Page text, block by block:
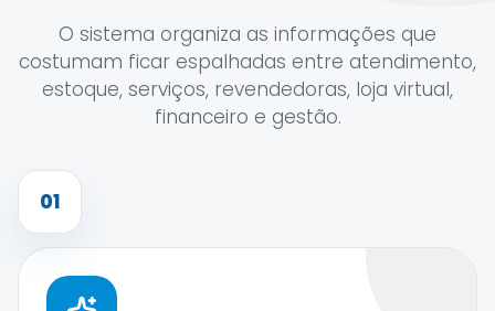
O sistema organiza as informações que
costumam ficar espalhadas entre atendimento,
estoque, serviços, revendedoras, loja virtual,
financeiro e gestão.
01